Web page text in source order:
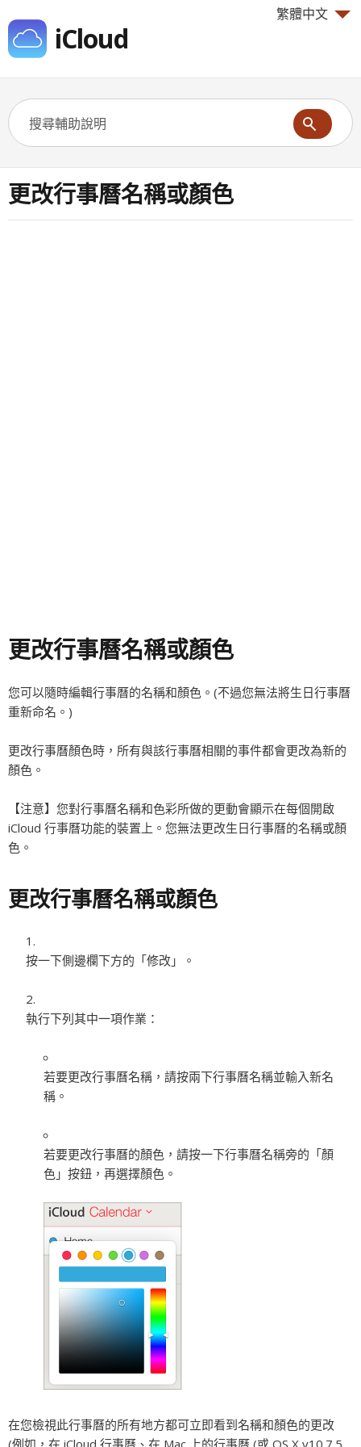
繁體中文
iCloud
更改行事曆名稱或顏色
更改行事曆名稱或顏色
您可以隨時編輯行事曆的名稱和顏色。(不過您無法將生日行事曆
重新命名。)
更改行事曆顏色時，所有與該行事曆相關的事件都會更改為新的
顏色。
【注意】 您對行事曆名稱和色彩所做的更動會顯示在每個開啟
iCloud 行事曆功能的裝置上。您無法更改生日行事曆的名稱或顏
色。
更改行事曆名稱或顏色
按一下側邊欄下方的「修改」。
執行下列其中一項作業：
若要更改行事曆名稱，請按兩下行事曆名稱並輸入新名
稱。
若要更改行事曆的顏色，請按一下行事曆名稱旁的「顏
色」按鈕，再選擇顏色。
在您檢視此行事曆的所有地方都可立即看到名稱和顏色的更改
(例如，在 iCloud 行事曆、在 Mac 上的行事曆 (或 OS X v10.7.5